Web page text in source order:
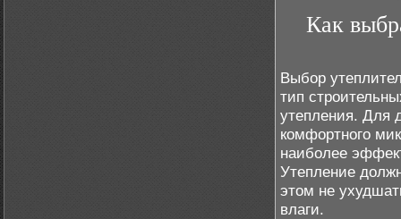
Как
Выбор
тип
утепления. Для
комфортного
наиболее
Утепление
этом не
влаги.